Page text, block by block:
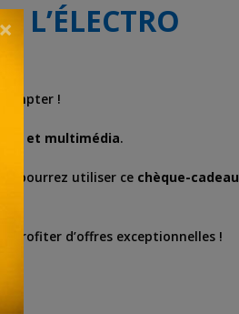
L’ÉLECTRO
!
et multimédia.
pourrez utiliser ce chèque-cadeau
profiter d’offres exceptionnelles !
×